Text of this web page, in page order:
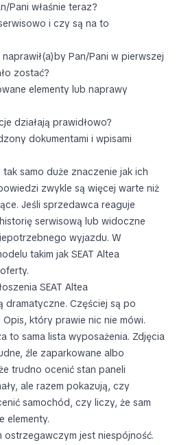
Pani właśnie teraz?
i czy są na to
Pan/Pani w pierwszej
zostać?
elementy lub naprawy
działają prawidłowo?
dokumentami i wpisami
samo duże znaczenie jak ich
zwykle są więcej warte niż
Jeśli sprzedawca reaguje
serwisową lub widoczne
wyjazdu. W
takim jak SEAT Altea
SEAT Altea
dramatyczne. Częściej są po
który prawie nic nie mówi.
to sama lista wyposażenia. Zdjęcia
źle zaparkowane albo
trudno ocenić stan paneli
ale razem pokazują, czy
samochód, czy liczy, że sam
elementy.
ostrzegawczym jest niespójność.